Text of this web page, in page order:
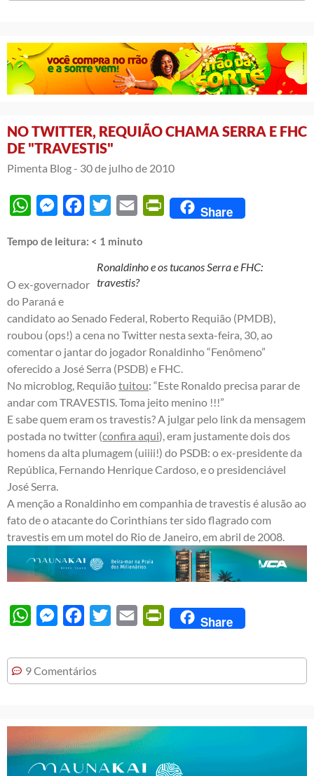
NO TWITTER, REQUIÃO CHAMA SERRA E FHC
DE "TRAVESTIS"
Pimenta Blog - 30 de julho de 2010
WhatsAppMessengerFacebook
Twitter Email PrintFriendly
Share
Tempo de leitura: < 1 minuto
Ronaldinho e os tucanos Serra e FHC:
travestis?
O ex-governador
do Paraná e
candidato ao Senado Federal, Roberto Requião (PMDB),
roubou (ops!) a cena no Twitter nesta sexta-feira, 30, ao
comentar o jantar do jogador Ronaldinho “Fenômeno”
oferecido a José Serra (PSDB) e FHC.
No microblog, Requiãotuitou: “Este Ronaldo precisa parar de
andar com TRAVESTIS. Toma jeito menino !!!”
E sabe quem eram os travestis? A julgar pelo link da mensagem
postada no twitter (confira aqui), eram justamente dois dos
homens da alta plumagem (uiiii!) do PSDB: o ex-presidente da
República, Fernando Henrique Cardoso, e o presidenciável
José Serra.
A menção a Ronaldinho em companhia de travestis é alusão ao
fato de o atacante do Corinthians ter sido flagrado com
travestis em um motel do Rio de Janeiro, em abril de 2008.
WhatsAppMessengerFacebook
Twitter Email PrintFriendly
Share
9 Comentários